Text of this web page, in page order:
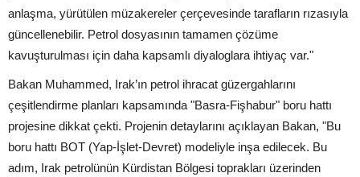
anlaşma, yürütülen müzakereler çerçevesinde tarafların rızasıyla
güncellenebilir. Petrol dosyasının tamamen çözüme
kavuşturulması için daha kapsamlı diyaloglara ihtiyaç var."
Bakan Muhammed, Irak’ın petrol ihracat güzergahlarını
çeşitlendirme planları kapsamında "Basra-Fişhabur" boru hattı
projesine dikkat çekti. Projenin detaylarını açıklayan Bakan, "Bu
boru hattı BOT (Yap-İşlet-Devret) modeliyle inşa edilecek. Bu
adım, Irak petrolünün Kürdistan Bölgesi toprakları üzerinden